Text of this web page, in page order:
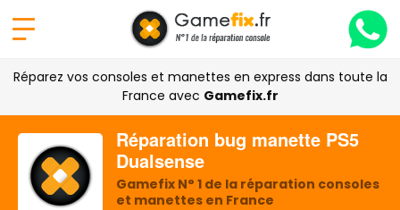
Réparez vos consoles et manettes en express dans toute la
France avec Gamefix.fr
Réparation bug manette PS5
Dualsense
Gamefix N° 1 de la réparation consoles
et manettes en France